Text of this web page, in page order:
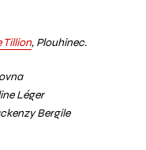
Tillion, Plouhinec.
Léger
Bergile